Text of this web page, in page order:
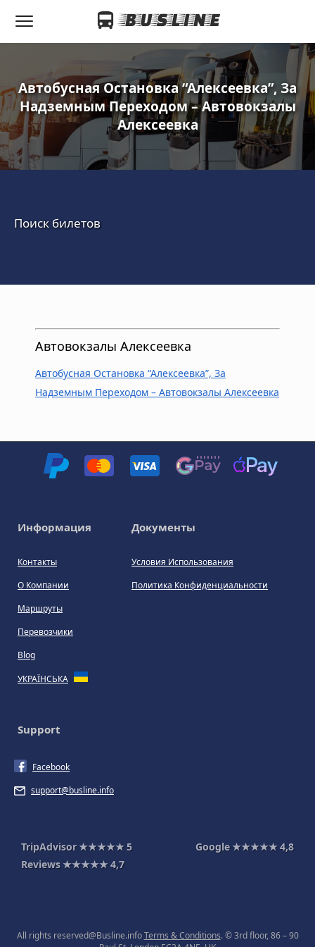
Автобусная Остановка “Алексеевка”, За
Надземным Переходом – Автовокзалы
Алексеевка
Поиск билетов
Автовокзалы Алексеевка
Автобусная Остановка “Алексеевка”, За
Надземным Переходом – Автовокзалы Алексеевка
Информация
Контакты
О Компании
Маршруты
Перевозчики
Blog
УКРАЇНСЬКА
Документы
Условия Использования
Политика Конфиденциальности
Support
Facebook
support@busline.info
TripAdvisor ★★★★★5 Google ★★★★★4,8
Reviews ★★★★★4,7
All rights reserved@Busline.infoTerms & Conditions. © 3rd floor, 86 – 90